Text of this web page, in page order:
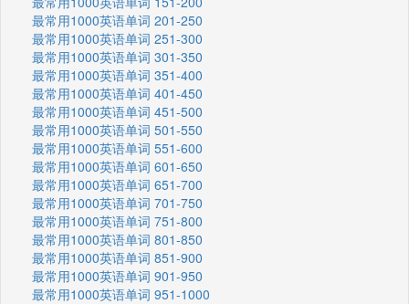
最常用1000英语单词 201-250
最常用1000英语单词 251-300
最常用1000英语单词 301-350
最常用1000英语单词 351-400
最常用1000英语单词 401-450
最常用1000英语单词 451-500
最常用1000英语单词 501-550
最常用1000英语单词 551-600
最常用1000英语单词 601-650
最常用1000英语单词 651-700
最常用1000英语单词 701-750
最常用1000英语单词 751-800
最常用1000英语单词 801-850
最常用1000英语单词 851-900
最常用1000英语单词 901-950
最常用1000英语单词 951-1000